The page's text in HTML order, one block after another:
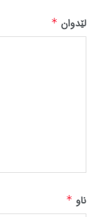
لێدوان *
ناو *